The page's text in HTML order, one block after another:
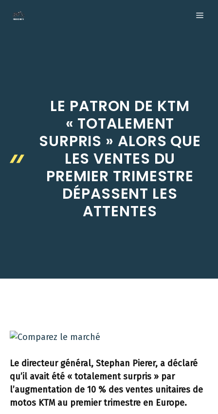
LE PATRON DE KTM
« TOTALEMENT
SURPRIS » ALORS QUE
LES VENTES DU
PREMIER TRIMESTRE
DÉPASSENT LES
ATTENTES
Le directeur général, Stephan Pierer, a déclaré
qu’il avait été « totalement surpris » par
l’augmentation de 10 % des ventes unitaires de
motos KTM au premier trimestre en Europe.